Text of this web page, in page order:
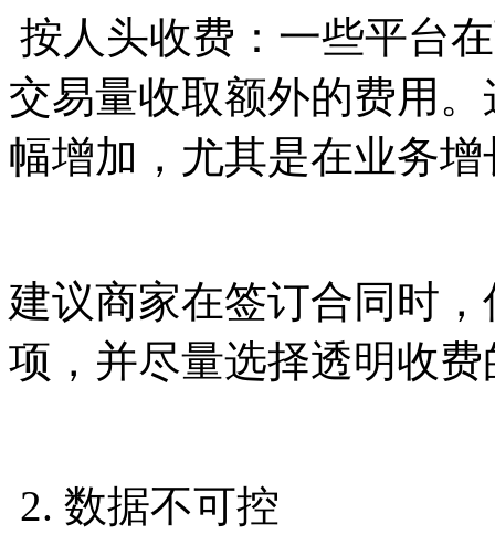
按人头收费：一些平台
交易量收取额外的费用
幅增加，尤其是在业务
建议商家在签订合同时
项，并尽量选择透明收
2. 数据不可控